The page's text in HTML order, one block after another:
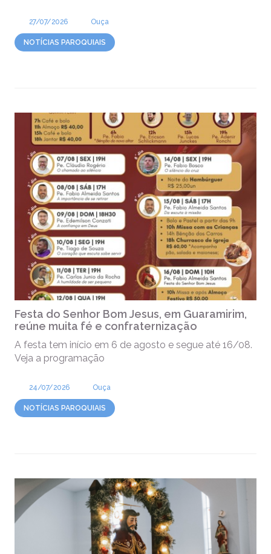
27/07/2026 Ouça
NOTÍCIAS PAROQUIAIS
Festa do Senhor Bom Jesus, em Guaramirim,
reúne muita fé e confraternização
A festa tem início em 6 de agosto e segue até 16/08.
Veja a programação
24/07/2026 Ouça
NOTÍCIAS PAROQUIAIS